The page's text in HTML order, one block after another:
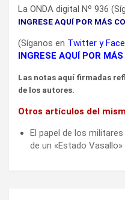
La ONDA digital Nº 936
INGRESE AQUÍ POR MÁS
(Síganos en Twitter y
INGRESE AQUÍ POR
Las notas aquí firmadas
de los autores.
Otros artículos del
El papel de los
de un «Estado Vasallo»